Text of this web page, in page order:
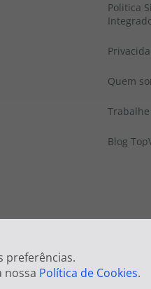
preferências.
nossa Política de Cookies.
Politica
Quem
Blog